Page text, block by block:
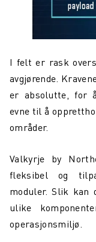
I felt er rask
avgjørende.
er absolutte, for
evne til å
områder.
Valkyrje by
fleksibel og
moduler. Slik kan
ulike
operasjonsmiljø.